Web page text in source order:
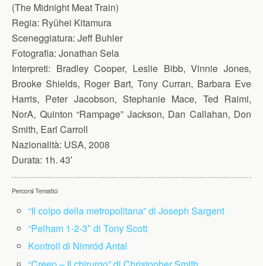
(The Midnight Meat Train)
Regia: Ryûhei Kitamura
Sceneggiatura: Jeff Buhler
Fotografia: Jonathan Sela
Interpreti: Bradley Cooper, Leslie Bibb, Vinnie Jones,
Brooke Shields, Roger Bart, Tony Curran, Barbara Eve
Harris, Peter Jacobson, Stephanie Mace, Ted Raimi,
NorA, Quinton “Rampage” Jackson, Dan Callahan, Don
Smith, Earl Carroll
Nazionalità: USA, 2008
Durata: 1h. 43′
Percorsi Tematici
“Il colpo della metropolitana” di Joseph Sargent
“Pelham 1-2-3″ di Tony Scott
Kontroll di Nimród Antal